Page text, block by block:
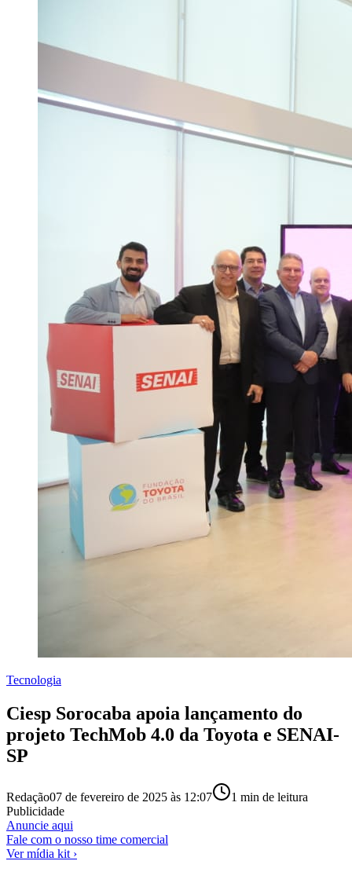
Tecnologia
Ciesp Sorocaba apoia lançamento do
projeto TechMob 4.0 da Toyota e SENAI-
SP
Redação07 de fevereiro de 2025 às 12:07 1 min de leitura
Publicidade
Anuncie aqui
Fale com o nosso time comercial
Ver mídia kit ›